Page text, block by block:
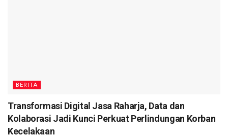
BERITA
Transformasi Digital Jasa Raharja, Data dan
Kolaborasi Jadi Kunci Perkuat Perlindungan Korban
Kecelakaan